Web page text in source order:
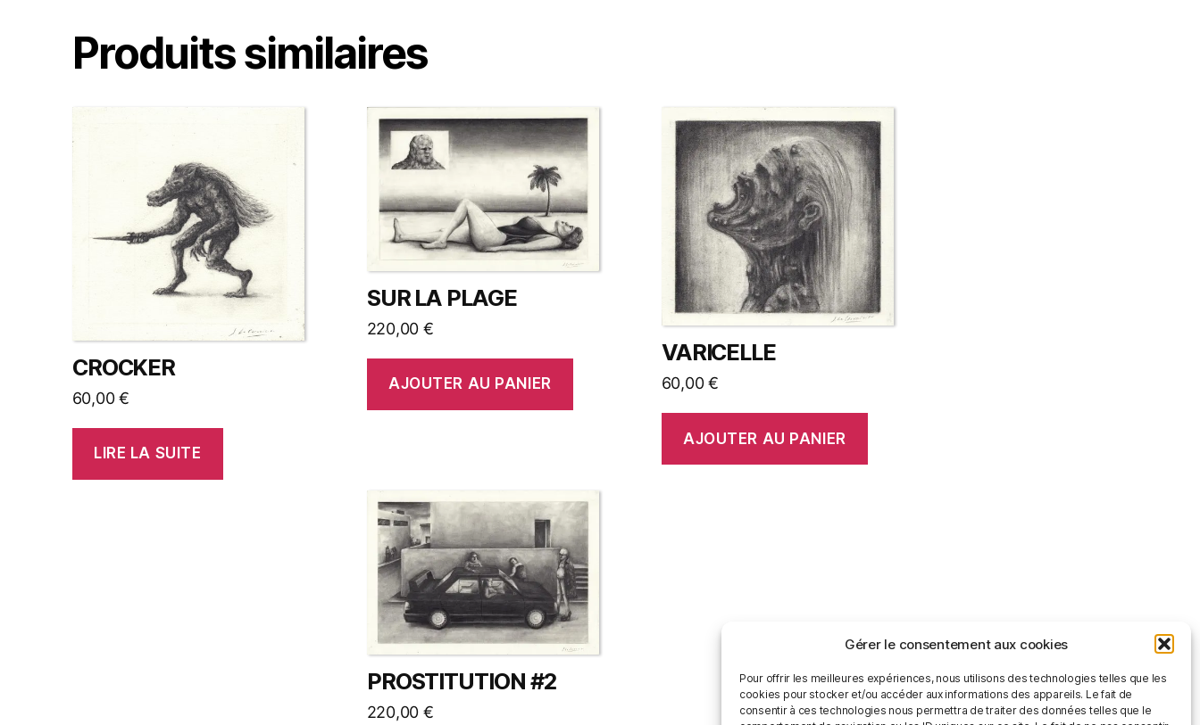
Gérer le consentement aux cookies
Pour offrir les meilleures expériences, nous utilisons des technologies telles que les
cookies pour stocker et/ou accéder aux informations des appareils. Le fait de
consentir à ces technologies nous permettra de traiter des données telles que le
Produits similaires
CROCKER
60,00€
LIRE LA SUITE
SUR LA PLAGE
220,00 €
AJOUTER AU PANIER
VARICELLE
60,00€
AJOUTER AU PANIER
PROSTITUTION #2
220,00 €